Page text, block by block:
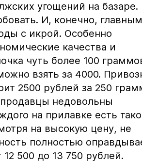
угощений на базаре.
И, конечно, главным
с икрой. Особенно
качества и
чуть более 100
взять за 4000.
2500 рублей за 250
недовольны
на прилавке есть
на высокую цену, не
полностью
500 до 13 750 рублей.